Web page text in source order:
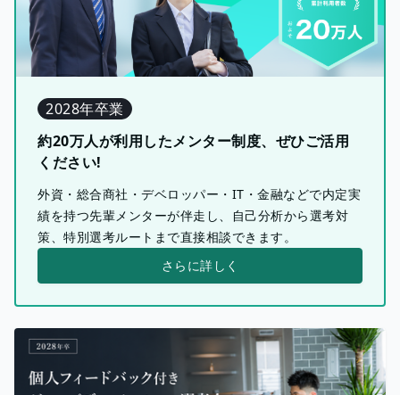
2028年卒業
約20万人が利用したメンター制度、ぜひご活用
ください!
外資・総合商社・デベロッパー・IT・金融などで内定実
績を持つ先輩メンターが伴走し、自己分析から選考対
策、特別選考ルートまで直接相談できます。
さらに詳しく